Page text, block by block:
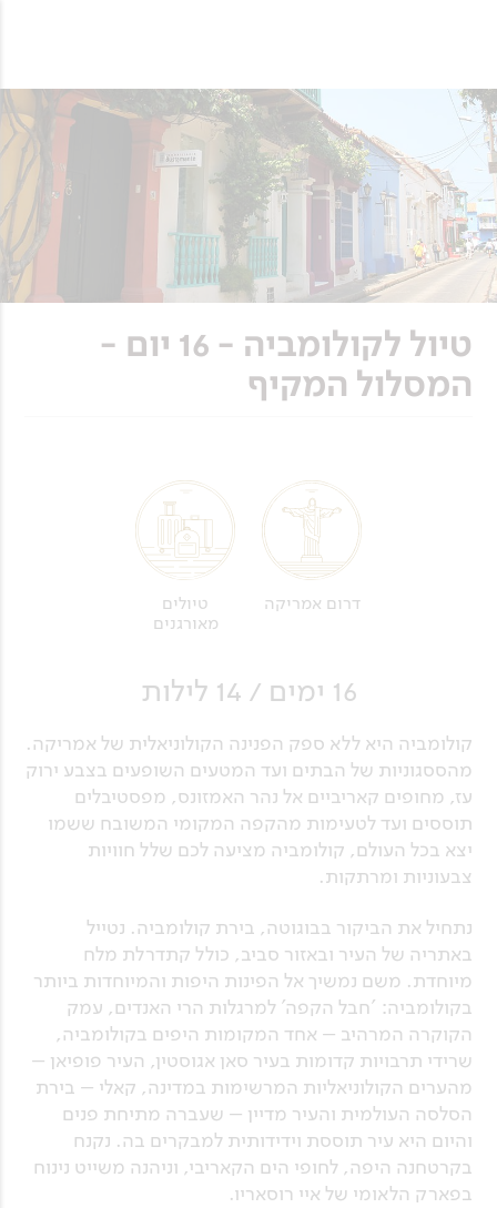
טיול לקולומביה - 16 יום -
המסלול המקיף
דרום אמריקה
טיולים
מאורגנים
16 ימים / 14 לילות
קולומביה היא ללא ספק הפנינה הקולוניאלית של אמריקה.
מהססגוניות של הבתים ועד המטעים השופעים בצבע ירוק
עז, מחופים קאריביים אל נהר האמזונס, מפסטיבלים
תוססים ועד לטעימות מהקפה המקומי המשובח ששמו
יצא בכל העולם, קולומביה מציעה לכם שלל חוויות
צבעוניות ומרתקות.
נתחיל את הביקור בבוגוטה, בירת קולומביה. נטייל
באתריה של העיר ובאזור סביב, כולל קתדרלת מלח
מיוחדת. משם נמשיך אל הפינות היפות והמיוחדות ביותר
בקולומביה: 'חבל הקפה' למרגלות הרי האנדים, עמק
הקוקרה המרהיב – אחד המקומות היפים בקולומביה,
שרידי תרבויות קדומות בעיר סאן אגוסטין, העיר פופיאן –
מהערים הקולוניאליות המרשימות במדינה, קאלי – בירת
הסלסה העולמית והעיר מדיין – שעברה מתיחת פנים
והיום היא עיר תוססת וידידותית למבקרים בה. נקנח
בקרטחנה היפה, לחופי הים הקאריבי, וניהנה משייט נינוח
בפארק הלאומי של איי רוסאריו.